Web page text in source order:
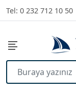
Tel: 0 232 712 10 50